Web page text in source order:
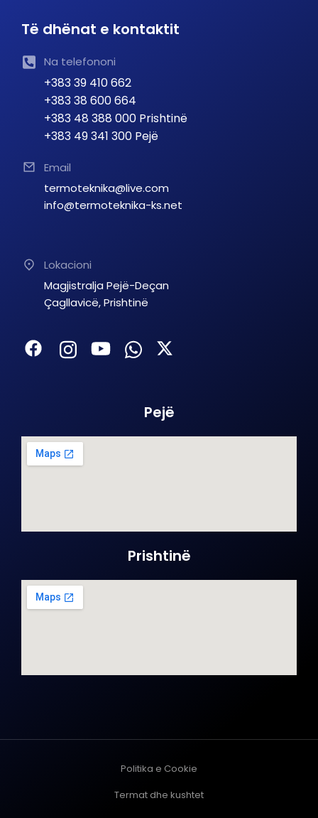
Të dhënat e kontaktit
Na telefononi
+383 39 410 662
+383 38 600 664
+383 48 388 000 Prishtinë
+383 49 341 300 Pejë
Email
termoteknika@live.com
info@termoteknika-ks.net
Lokacioni
Magjistralja Pejë-Deçan
Çagllavicë, Prishtinë
Pejë
Prishtinë
Politika e Cookie
Termat dhe kushtet